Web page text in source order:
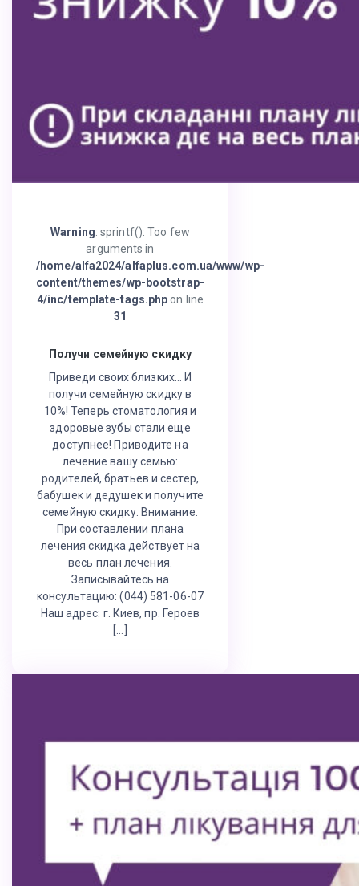
Warning: sprintf(): Too few
arguments in
/home/alfa2024/alfaplus.com.ua/www/wp-
content/themes/wp-bootstrap-
4/inc/template-tags.php on line
31
Получи семейную скидку
Приведи своих близких… И
получи семейную скидку в
10%! Теперь стоматология и
здоровые зубы стали еще
доступнее! Приводите на
лечение вашу семью:
родителей, братьев и сестер,
бабушек и дедушек и получите
семейную скидку. Внимание.
При составлении плана
лечения скидка действует на
весь план лечения.
Записывайтесь на
консультацию: (044) 581-06-07
Наш адрес: г. Киев, пр. Героев
[…]